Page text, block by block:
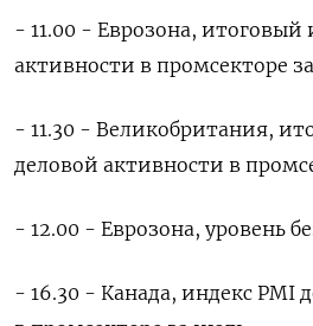
- 11.00 - Еврозона, итоговый
активности в промсекторе
- 11.30 - Великобритания,
деловой активности в
- 12.00 - Еврозона, уровень
- 16.30 - Канада, индекс PMI